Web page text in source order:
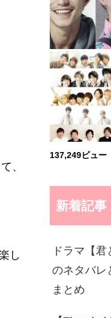
、
し
137,249ビュー
新着記事
ドラマ【
のネタバレ
まとめ